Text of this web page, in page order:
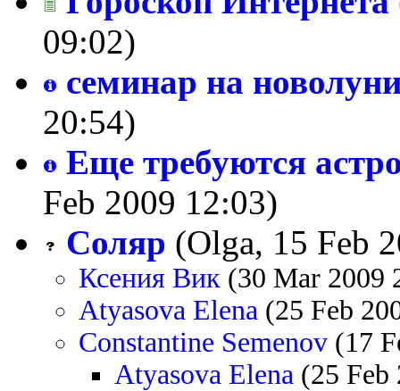
09:02)
семинар на
20:54)
Еще требуются
Feb 2009 12:03)
Соляр (Olga, 15 Feb
Ксения Вик (30 Mar 2009
Atyasova Elena (25 Feb
Constantine Semenov (17
Atyasova Elena (25 Feb